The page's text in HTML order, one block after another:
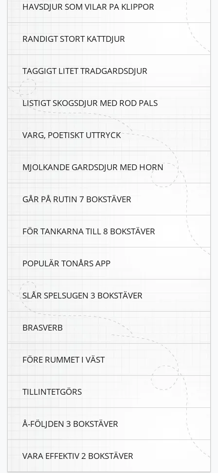
HAVSDJUR SOM VILAR PA KLIPPOR
RANDIGT STORT KATTDJUR
TAGGIGT LITET TRADGARDSDJUR
LISTIGT SKOGSDJUR MED ROD PALS
VARG, POETISKT UTTRYCK
MJOLKANDE GARDSDJUR MED HORN
GÅR PÅ RUTIN 7 BOKSTÄVER
FÖR TANKARNA TILL 8 BOKSTÄVER
POPULÄR TONÅRS APP
SLÅR SPELSUGEN 3 BOKSTÄVER
BRASVERB
FÖRE RUMMET I VÄST
TILLINTETGÖRS
Å-FÖLJDEN 3 BOKSTÄVER
VARA EFFEKTIV 2 BOKSTÄVER